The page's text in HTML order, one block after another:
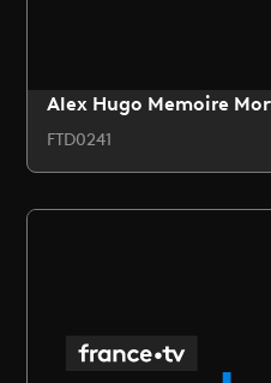
Alex Hugo Memoire
FTD0241